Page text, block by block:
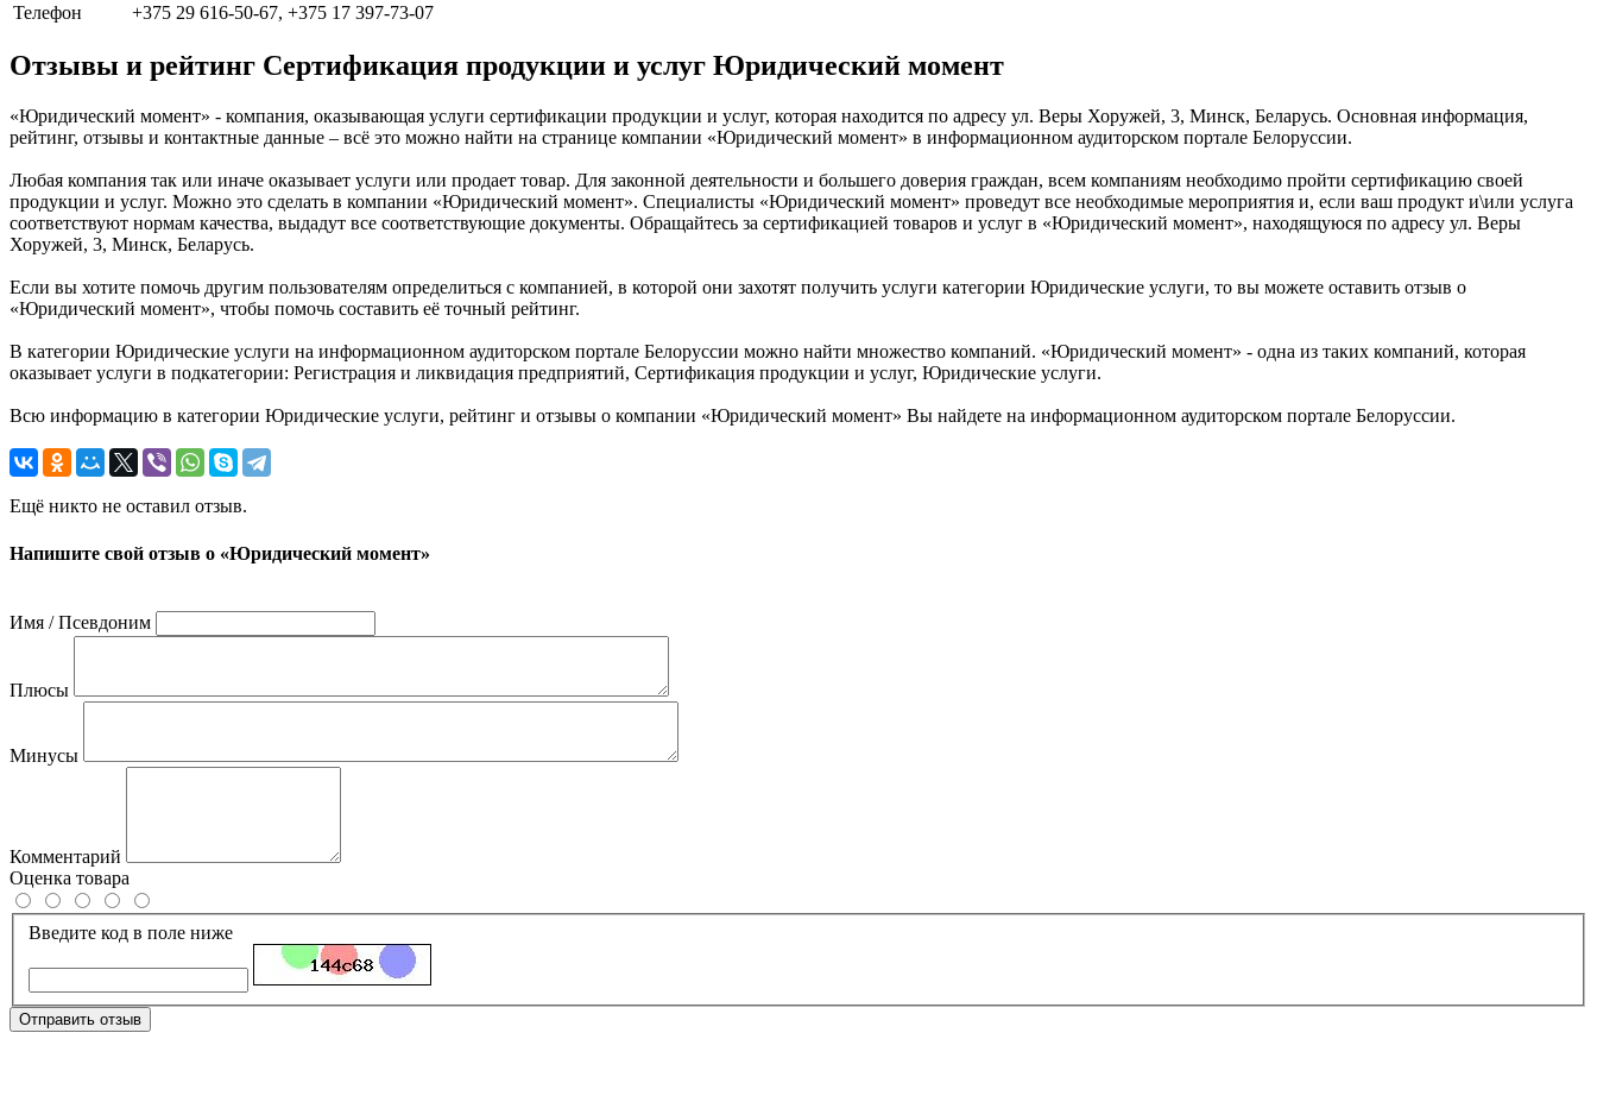
Телефон
+375 29 616-50-67, +375 17 397-73-07
Отзывы и рейтинг Сертификация продукции и услуг Юридический момент
«Юридический момент» - компания, оказывающая услуги сертификации продукции и услуг, которая находится по адресу ул. Веры Хоружей, 3, Минск, Беларусь. Основная информация,
рейтинг, отзывы и контактные данные – всё это можно найти на странице компании «Юридический момент» в информационном аудиторском портале Белоруссии.
Любая компания так или иначе оказывает услуги или продает товар. Для законной деятельности и большего доверия граждан, всем компаниям необходимо пройти сертификацию своей
продукции и услуг. Можно это сделать в компании «Юридический момент». Специалисты «Юридический момент» проведут все необходимые мероприятия и, если ваш продукт и\или услуга
соответствуют нормам качества, выдадут все соответствующие документы. Обращайтесь за сертификацией товаров и услуг в «Юридический момент», находящуюся по адресу ул. Веры
Хоружей, 3, Минск, Беларусь.
Если вы хотите помочь другим пользователям определиться с компанией, в которой они захотят получить услуги категории Юридические услуги, то вы можете оставить отзыв о
«Юридический момент», чтобы помочь составить её точный рейтинг.
В категории Юридические услуги на информационном аудиторском портале Белоруссии можно найти множество компаний. «Юридический момент» - одна из таких компаний, которая
оказывает услуги в подкатегории: Регистрация и ликвидация предприятий, Сертификация продукции и услуг, Юридические услуги.
Всю информацию в категории Юридические услуги, рейтинг и отзывы о компании «Юридический момент» Вы найдете на информационном аудиторском портале Белоруссии.
Ещё никто не оставил отзыв.
Напишите свой отзыв о «Юридический момент»
Имя / Псевдоним
Плюсы
Минусы
Комментарий
Оценка товара
Введите код в поле ниже
Отправить отзыв